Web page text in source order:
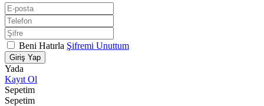
Beni Hatırla Şifremi Unuttum
Giriş Yap
Yada
Kayıt Ol
Sepetim
Sepetim